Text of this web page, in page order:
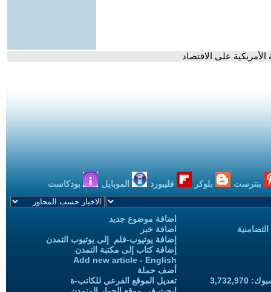
على الاقتصاد
بنترست بلوكر فليبورد الموبايل بودكاست
اضافة موضوع جديد
اضافة خبر
إضافة يوتيوب-فلم إلى يوتيوب التمدن
إضافة كتاب إلى مكتبة التمدن
Add new article - English
أضف حملة
تعديل الموقع الفرعي للكاتب-ة